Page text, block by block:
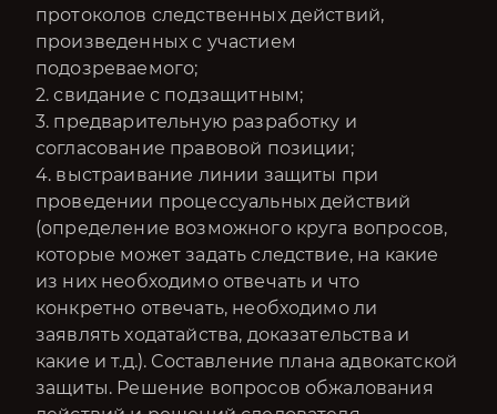
протоколов следственных действий,
произведенных с участием
подозреваемого;
2. свидание с подзащитным;
3. предварительную разработку и
согласование правовой позиции;
4. выстраивание линии защиты при
проведении процессуальных действий
(определение возможного круга вопросов,
которые может задать следствие, на какие
из них необходимо отвечать и что
конкретно отвечать, необходимо ли
заявлять ходатайства, доказательства и
какие и т.д.). Составление плана адвокатской
защиты. Решение вопросов обжалования